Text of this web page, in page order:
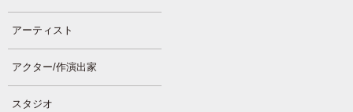
アーティスト
アクター/作演出家
スタジオ